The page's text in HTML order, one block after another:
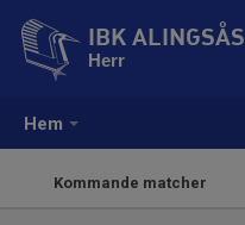
Hem
IBK ALINGSÅS
Herr
Kommande matcher